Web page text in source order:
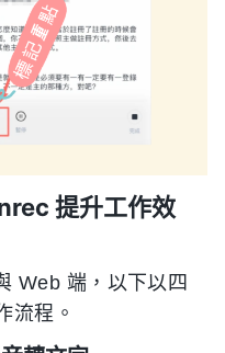
提升工作效
Web 端，以下以四
流程。